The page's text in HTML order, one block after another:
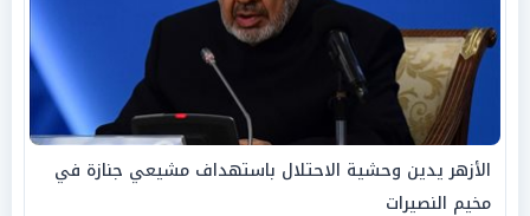
الأزهر يدين وحشية الاحتلال باستهداف مشيعي جنازة في
مخيم النصيرات